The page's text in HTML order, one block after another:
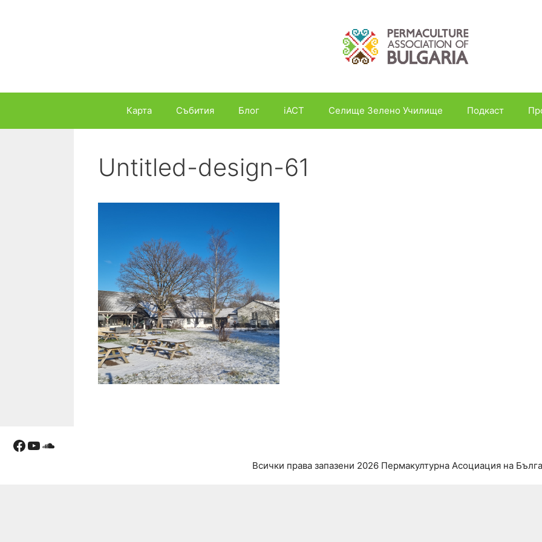
Карта Събития Блог iACT Селище Зелено Училище Подкаст
Untitled-design-61
Facebook
YouTube
Soundcloud
Всички права запазени 2026 Пермакултурна Асоциация на